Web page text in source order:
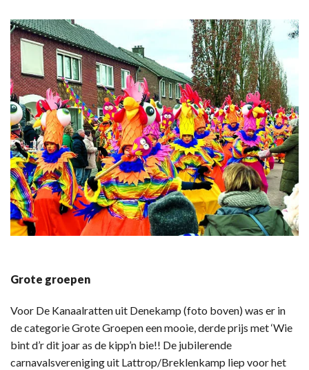
Grote groepen
Voor De Kanaalratten uit Denekamp (foto boven) was er in
de categorie Grote Groepen een mooie, derde prijs met ‘Wie
bint d’r dit joar as de kipp’n bie!! De jubilerende
carnavalsvereniging uit Lattrop/Breklenkamp liep voor het